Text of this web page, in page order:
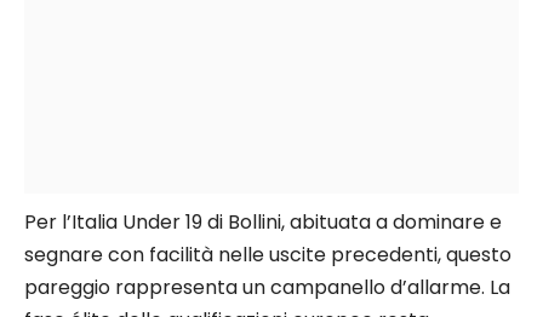
Per l’Italia Under 19 di Bollini, abituata a dominare e
segnare con facilità nelle uscite precedenti, questo
pareggio rappresenta un campanello d’allarme. La